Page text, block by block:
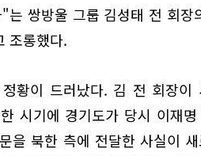
쌍방울 그룹 김성태 전 회장
조롱했다.
황이 드러났다. 김 전 회장
시기에 경기도가 당시 이재
을 북한 측에 전달한 사실이